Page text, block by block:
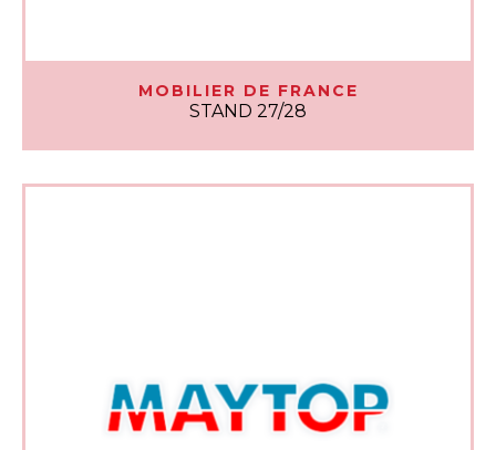
MOBILIER DE FRANCE
STAND 27/28